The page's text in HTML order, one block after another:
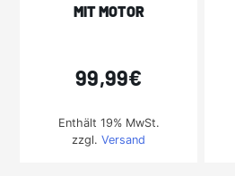
IT MOTOR
99,99€
Enthält 19% MwSt.
zzgl.Versand